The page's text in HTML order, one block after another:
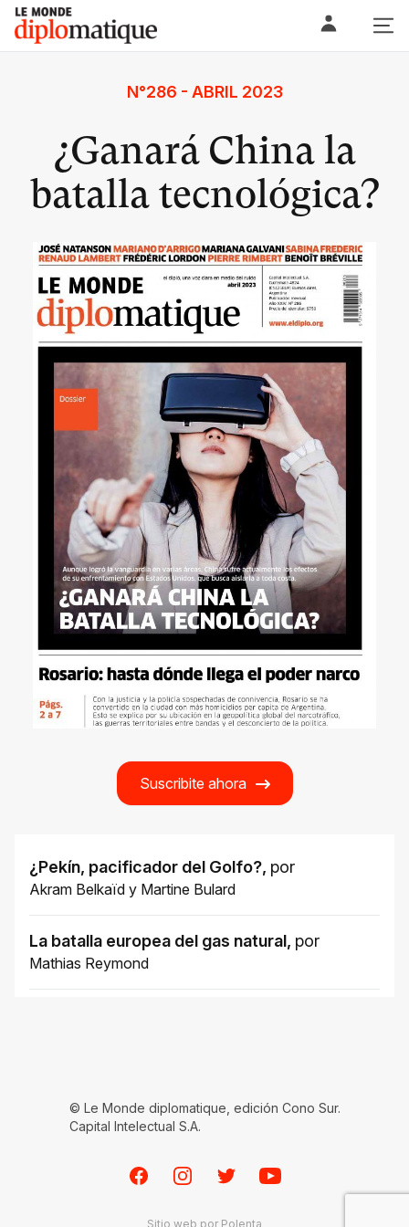
Skip
content
Le monde diplomatique
N°286 - ABRIL 2023
¿Ganará China la
batalla tecnológica?
Suscribite ahora
¿Pekín, pacificador del Golfo?, por
Akram Belkaïd y Martine Bulard
La batalla europea del gas natural, por
Mathias Reymond
© Le Monde diplomatique, edición Cono Sur.
Capital Intelectual S.A.
FacebookInstagramTwitterYoutube
Sitio web por Polenta